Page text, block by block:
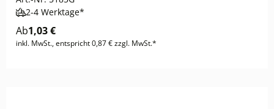
2-4 Werktage*
Ab1,03 €
inkl. MwSt., entspricht 0,87 € zzgl. MwSt.*